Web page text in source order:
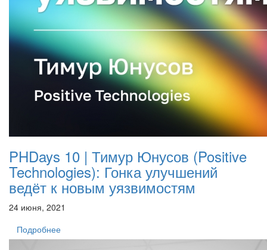
PHDays 10 | Тимур Юнусов (Positive
Technologies): Гонка улучшений
ведёт к новым уязвимостям
24 июня, 2021
Подробнее